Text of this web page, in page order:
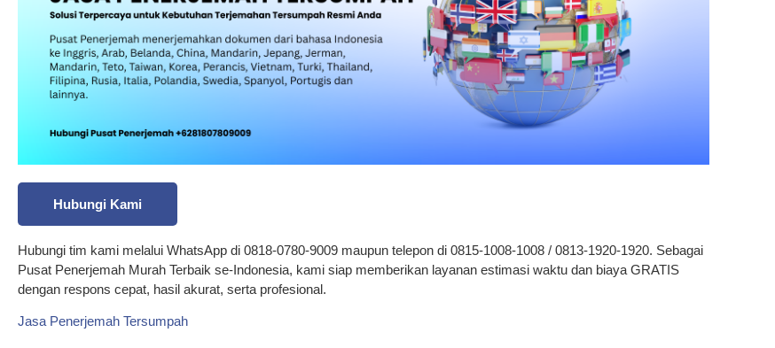
Hubungi Kami
Hubungi tim kami melalui WhatsApp di 0818-0780-9009 maupun telepon di 0815-1008-1008 / 0813-1920-1920. Sebagai
Pusat Penerjemah Murah Terbaik se-Indonesia, kami siap memberikan layanan estimasi waktu dan biaya GRATIS
dengan respons cepat, hasil akurat, serta profesional.
Jasa Penerjemah Tersumpah